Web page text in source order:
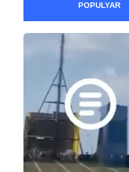
POPULYAR